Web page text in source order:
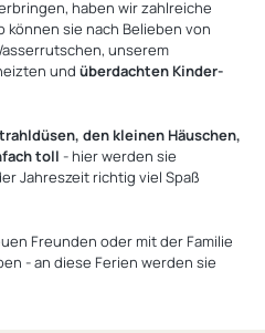
haben wir zahlreiche
sie nach Belieben von
unserem
und überdachten Kinder-
den kleinen Häuschen,
toll - hier werden sie
Jahreszeit richtig viel Spaß
Freunden oder mit der Familie
- an diese Ferien werden sie